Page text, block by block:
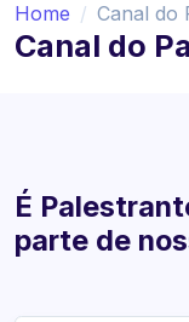
Home Canal do
Canal do
É
parte de